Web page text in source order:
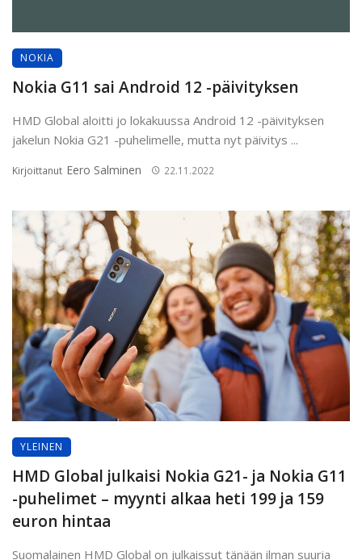
NOKIA
Nokia G11 sai Android 12 -päivityksen
HMD Global aloitti jo lokakuussa Android 12 -päivityksen
jakelun Nokia G21 -puhelimelle, mutta nyt päivitys ...
Kirjoittanut Eero Salminen 22.11.2022
YLEINEN
HMD Global julkaisi Nokia G21- ja Nokia G11
-puhelimet – myynti alkaa heti 199 ja 159
euron hintaa
Suomalainen HMD Global on julkaissut tänään ilman suuria